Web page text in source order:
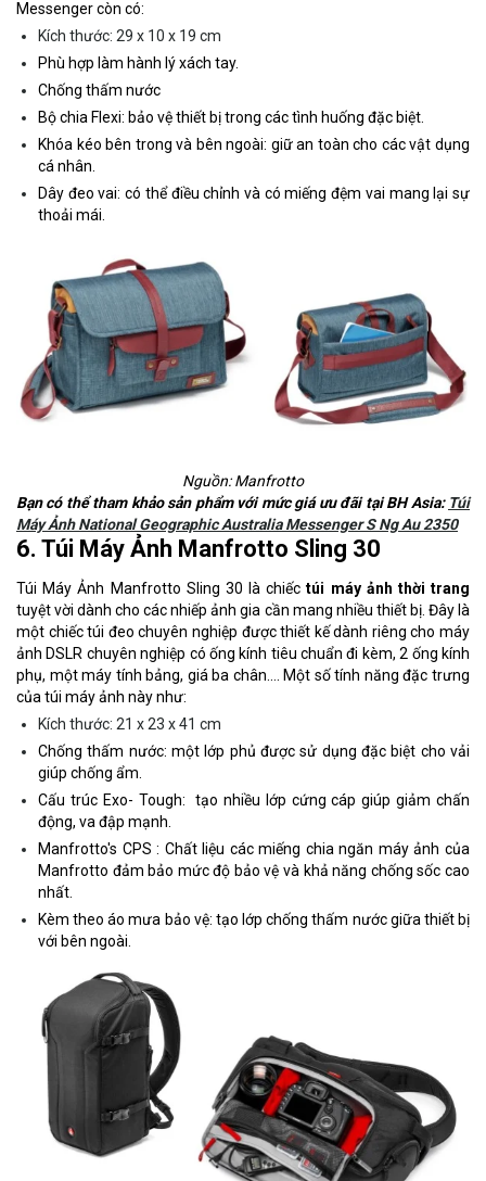
Messenger còn có:
Kích thước: 29 x 10 x 19 cm
Phù hợp làm hành lý xách tay.
Chống thấm nước
Bộ chia Flexi: bảo vệ thiết bị trong các tình huống đặc biệt.
Khóa kéo bên trong và bên ngoài: giữ an toàn cho các vật dụng
cá nhân.
Dây đeo vai: có thể điều chỉnh và có miếng đệm vai mang lại sự
thoải mái.
Nguồn: Manfrotto
Bạn có thể tham khảo sản phẩm với mức giá ưu đãi tại BH Asia: Túi
Máy Ảnh National Geographic Australia Messenger S Ng Au 2350
6. Túi Máy Ảnh Manfrotto Sling 30
Túi Máy Ảnh Manfrotto Sling 30 là chiếctúi máy ảnh thời trang
tuyệt vời dành cho các nhiếp ảnh gia cần mang nhiều thiết bị. Đây là
một chiếc túi đeo chuyên nghiệp được thiết kế dành riêng cho máy
ảnh DSLR chuyên nghiệp có ống kính tiêu chuẩn đi kèm, 2 ống kính
phụ, một máy tính bảng, giá ba chân…. Một số tính năng đặc trưng
của túi máy ảnh này như:
Kích thước: 21 x 23 x 41 cm
Chống thấm nước: một lớp phủ được sử dụng đặc biệt cho vải
giúp chống ẩm.
Cấu trúc Exo- Tough: tạo nhiều lớp cứng cáp giúp giảm chấn
động, va đập mạnh.
Manfrotto's CPS : Chất liệu các miếng chia ngăn máy ảnh của
Manfrotto đảm bảo mức độ bảo vệ và khả năng chống sốc cao
nhất.
Kèm theo áo mưa bảo vệ: tạo lớp chống thấm nước giữa thiết bị
với bên ngoài.